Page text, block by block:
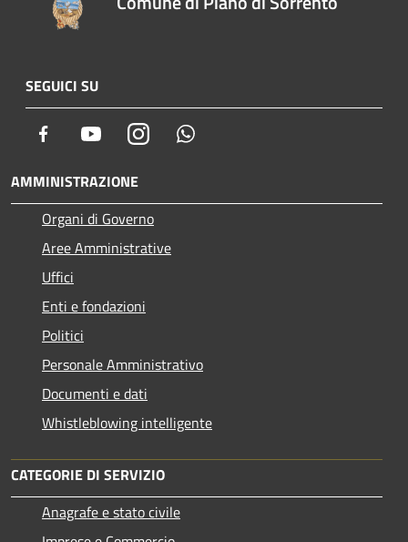
SEGUICI SU
Facebook YoutubeInstagram
AMMINISTRAZIONE
Organi di Governo
Aree Amministrative
Uffici
Enti e fondazioni
Politici
Personale Amministrativo
Documenti e dati
Whistleblowing intelligente
CATEGORIE DI SERVIZIO
Anagrafe e stato civile